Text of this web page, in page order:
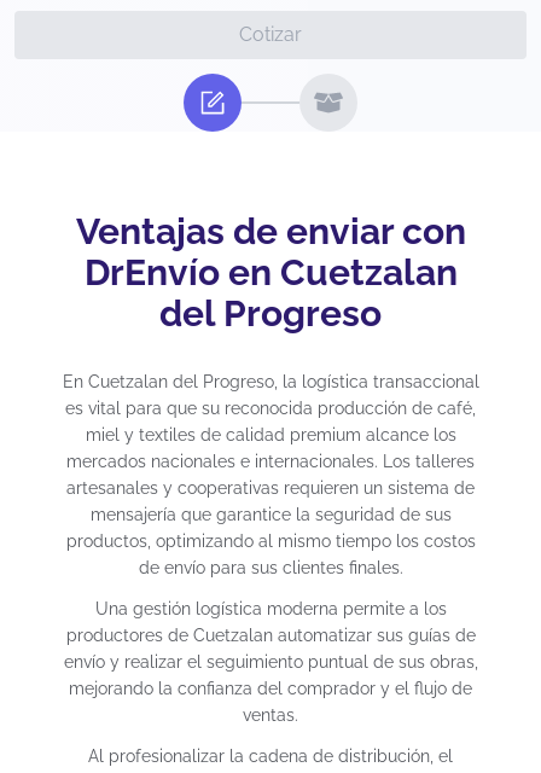
Cotizar
Ventajas de enviar con
DrEnvío en Cuetzalan
del Progreso
En Cuetzalan del Progreso, la logística transaccional
es vital para que su reconocida producción de café,
miel y textiles de calidad premium alcance los
mercados nacionales e internacionales. Los talleres
artesanales y cooperativas requieren un sistema de
mensajería que garantice la seguridad de sus
productos, optimizando al mismo tiempo los costos
de envío para sus clientes finales.
Una gestión logística moderna permite a los
productores de Cuetzalan automatizar sus guías de
envío y realizar el seguimiento puntual de sus obras,
mejorando la confianza del comprador y el flujo de
ventas.
Al profesionalizar la cadena de distribución, el